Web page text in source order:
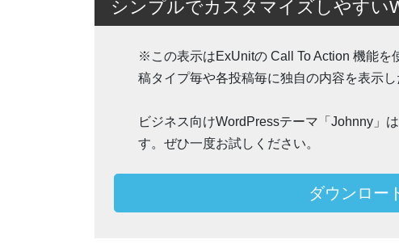
シンプルでカスタマイズしやすい
※この表示はExUnitの Call To Action 機能を
稿タイプ毎や各投稿毎に独自の内容を表示
ビジネス向けWordPressテーマ「Johnny」
す。ぜひ一度お試しください。
ダウンロー